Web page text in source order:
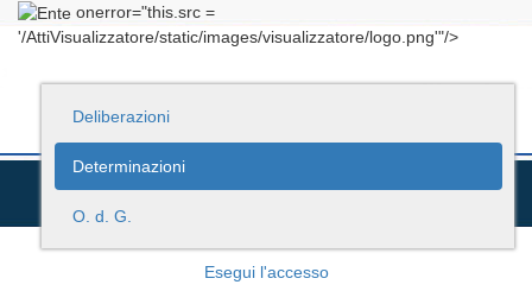
onerror="this.src =
'/AttiVisualizzatore/static/images/visualizzatore/logo.png'"/>
Deliberazioni
Determinazioni
O. d. G.
Esegui l'accesso